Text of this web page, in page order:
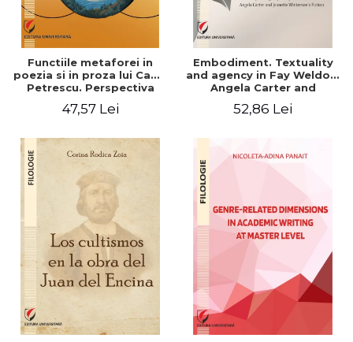
Functiile metaforei in
poezia si in proza lui Camil
Petrescu. Perspectiva
47,57 Lei
Embodiment. Textuality
and agency in Fay Weldon,
Angela Carter and
fiction
52,86 Lei